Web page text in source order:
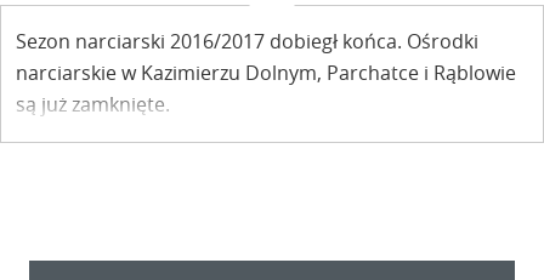
Sezon narciarski 2016/2017 dobiegł końca. Ośrodki
narciarskie w Kazimierzu Dolnym, Parchatce i Rąblowie
są już zamknięte.